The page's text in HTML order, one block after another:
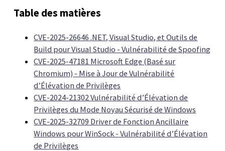
Table des matières
CVE-2025-26646 .NET, Visual Studio, et Outils de
Build pour Visual Studio - Vulnérabilité de Spoofing
CVE-2025-47181 Microsoft Edge (Basé sur
Chromium) - Mise à Jour de Vulnérabilité
d’Élévation de Privilèges
CVE-2024-21302 Vulnérabilité d’Élévation de
Privilèges du Mode Noyau Sécurisé de Windows
CVE-2025-32709 Driver de Fonction Ancillaire
Windows pour WinSock - Vulnérabilité d’Élévation
de Privilèges